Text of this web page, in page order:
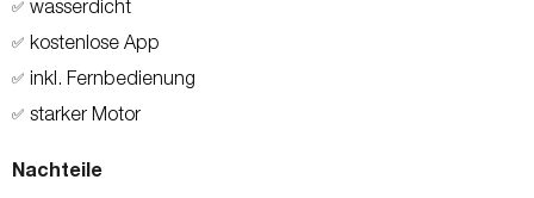
✅ wasserdicht
✅ kostenlose App
✅ inkl. Fernbedienung
✅ starker Motor
Nachteile